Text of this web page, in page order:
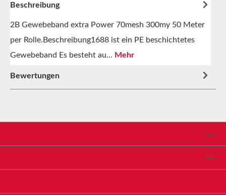
Beschreibung
2B Gewebeband extra Power 70mesh 300my 50 Meter
per Rolle.Beschreibung1688 ist ein PE beschichtetes
Gewebeband Es besteht au… Mehr
Bewertungen